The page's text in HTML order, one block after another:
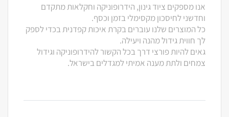
אנו מספקים ציוד גינון, הידרופוניקה וחקלאות מתקדם
וחדשני לחיסכון מקסימלי בזמן וכסף.
כל המוצרים שלנו עוברים בקרת איכות קפדנית בכדי לספק
לך חווית גידול מהנה ויעילה.
גאים להיות פורצי דרך בכל הקשור להידרופוניקה וגידול
צמחים ולתת מענה אמיתי למגדלים בישראל.